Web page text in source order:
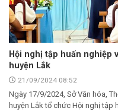
Hội nghị tập huấn nghiệp
huyện Lắk
21/09/2024 08:52
Ngày 17/9/2024, Sở Văn hóa,
huyện Lắk tổ chức Hội nghị tập